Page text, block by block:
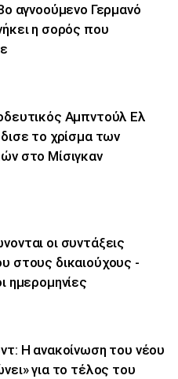
αγνοούμενο Γερμανό
η σορός που
Αμπντούλ Ελ
το χρίσμα των
στο Μίσιγκαν
οι συντάξεις
στους δικαιούχους -
ημερομηνίες
Η ανακοίνωση του νέου
για το τέλος του